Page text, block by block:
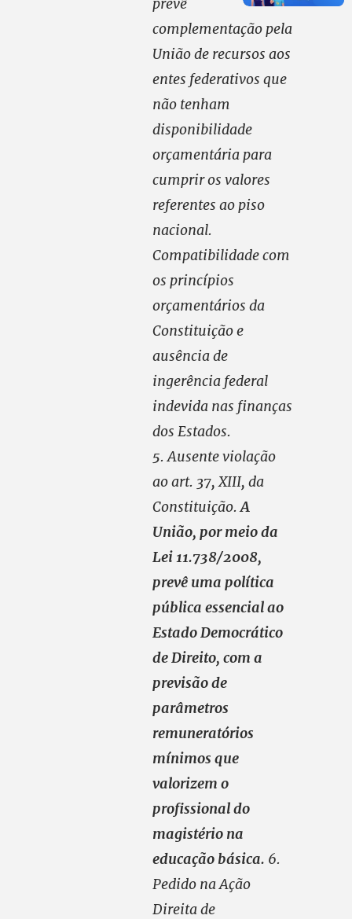
complementação pela
União de recursos aos
entes federativos que
não tenham
disponibilidade
orçamentária para
cumprir os valores
referentes ao piso
nacional.
Compatibilidade com
os princípios
orçamentários da
Constituição e
ausência de
ingerência federal
indevida nas finanças
dos Estados.
5. Ausente violação
ao art. 37, XIII, da
Constituição.A
União, por meio da
Lei 11.738/2008,
prevê uma política
pública essencial ao
Estado Democrático
de Direito, com a
previsão de
parâmetros
remuneratórios
mínimos que
valorizem o
profissional do
magistério na
educação básica. 6.
Pedido na Ação
Direita de